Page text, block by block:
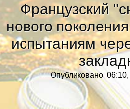
Французский
нового
испытаниям
Опубликовано:
Тренды новостей»
Рубрики»
Правила»
Контакт»